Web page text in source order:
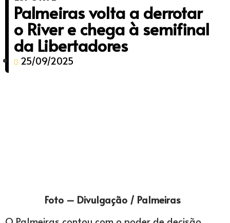
Palmeiras volta a derrotar
o River e chega à semifinal
da Libertadores
25/09/2025
Foto – Divulgação / Palmeiras